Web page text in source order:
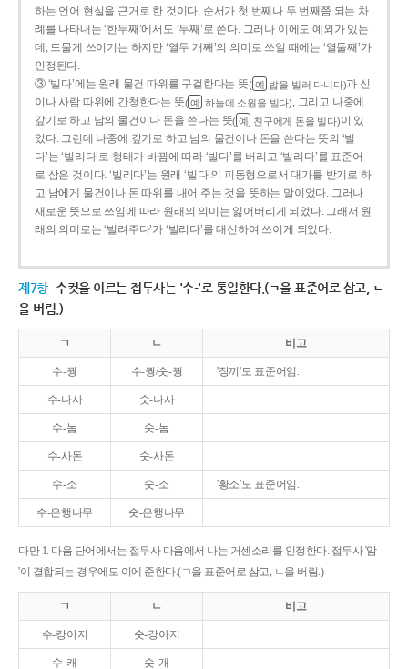
하는 언어 현실을 근거로 한 것이다. 순서가 첫 번째나 두 번째쯤 되는 차
례를 나타내는 ‘한두째’에서도 ‘두째’로 쓴다. 그러나 이에도 예외가 있는
데, 드물게 쓰이기는 하지만 ‘열두 개째’의 의미로 쓰일 때에는 ‘열둘째’가
인정된다.
③ ‘빌다’에는 원래 물건 따위를 구걸한다는 뜻( 예 밥을 빌러 다니다)과 신
이나 사람 따위에 간청한다는 뜻( 예 하늘에 소원을 빌다), 그리고 나중에
갚기로 하고 남의 물건이나 돈을 쓴다는 뜻( 예 친구에게 돈을 빌다)이 있
었다. 그런데 나중에 갚기로 하고 남의 물건이나 돈을 쓴다는 뜻의 ‘빌
다’는 ‘빌리다’로 형태가 바뀜에 따라 ‘빌다’를 버리고 ‘빌리다’를 표준어
로 삼은 것이다. ‘빌리다’는 원래 ‘빌다’의 피동형으로서 대가를 받기로 하
고 남에게 물건이나 돈 따위를 내어 주는 것을 뜻하는 말이었다. 그러나
새로운 뜻으로 쓰임에 따라 원래의 의미는 잃어버리게 되었다. 그래서 원
래의 의미로는 ‘빌려주다’가 ‘빌리다’를 대신하여 쓰이게 되었다.
제7항 수컷을 이르는 접두사는 '수-'로 통일한다.(ㄱ을 표준어로 삼고, ㄴ
을 버림.)
ㄱ ㄴ 비고
수-꿩 수-퀑/숫-꿩 '장끼'도 표준어임.
수-나사 숫-나사
수-놈 숫-놈
수-사돈 숫-사돈
수-소 숫-소 '황소'도 표준어임.
수-은행나무 숫-은행나무
다만 1. 다음 단어에서는 접두사 다음에서 나는 거센소리를 인정한다. 접두사 '암-
'이 결합되는 경우에도 이에 준한다.(ㄱ을 표준어로 삼고, ㄴ을 버림.)
ㄱ ㄴ 비고
수-캉아지 숫-강아지
수-캐 숫-개